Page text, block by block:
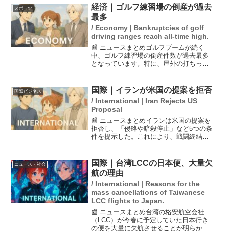
沖縄ゆかりの芸能人たちも祝福の声を上
げており、特に...
スポーツ
経済｜ゴルフ練習場の倒産が過去
最多
/ Economy | Bankruptcies of golf
driving ranges reach all-time high.
📰 ニュースまとめゴルフブームが続く
中、ゴルフ練習場の倒産件数が過去最多
となっています。特に、屋外の打ちっぱ
影響を及ぼしています。コロナ禍でゴル
フが再注目される一方で、...
国際ビジネス 国際｜イランが米国の提案を拒否
/ International | Iran Rejects US
Proposal
📰 ニュースまとめイランは米国の提案を
拒否し、「侵略や暗殺停止」など5つの条
件を提示した。これにより、戦闘終結に
現実を受け入れなければ「かつてなく激
しい攻撃を受ける」と...
ニュース・社会
国際｜台湾LCCの日本便、大量欠
航の理由
/ International | Reasons for the
mass cancellations of Taiwanese
LCC flights to Japan.
📰 ニュースまとめ台湾の格安航空会社
（LCC）が今春に予定していた日本行き
の便を大量に欠航させることが明らかに